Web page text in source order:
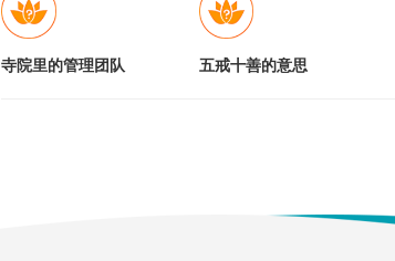
寺院里的管理团队 五戒十善的意思